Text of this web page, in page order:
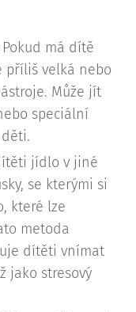
Pokud má dítě
příliš velká nebo
Může jít
speciální
jídlo v jiné
se kterými si
které lze
metoda
dítěti vnímat
jako stresový